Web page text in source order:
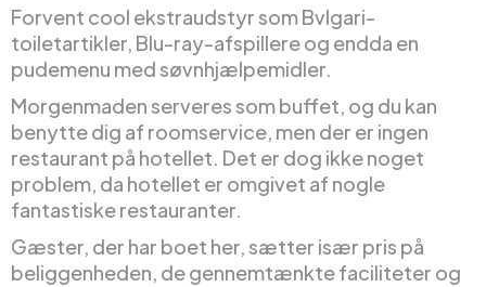
Forvent cool ekstraudstyr som Bvlgari-
toiletartikler, Blu-ray-afspillere og endda en
pudemenu med søvnhjælpemidler.
Morgenmaden serveres som buffet, og du kan
benytte dig af roomservice, men der er ingen
restaurant på hotellet. Det er dog ikke noget
problem, da hotellet er omgivet af nogle
fantastiske restauranter.
Gæster, der har boet her, sætter især pris på
beliggenheden, de gennemtænkte faciliteter og